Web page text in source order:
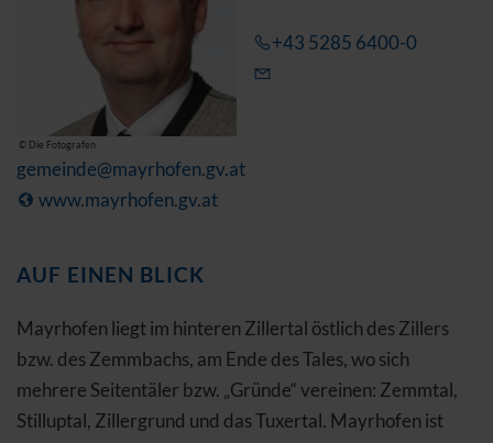
© Die Fotografen
+43 5285 6400-0
gemeinde@mayrhofen.gv.at
www.mayrhofen.gv.at
AUF EINEN BLICK
Mayrhofen liegt im hinteren Zillertal östlich des Zillers
bzw. des Zemmbachs, am Ende des Tales, wo sich
mehrere Seitentäler bzw. „Gründe“ vereinen: Zemmtal,
Stilluptal, Zillergrund und das Tuxertal. Mayrhofen ist